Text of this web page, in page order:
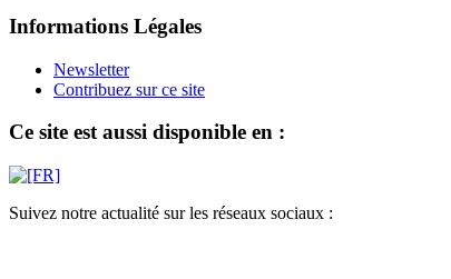
Informations Légales
Newsletter
Contribuez sur ce site
Ce site est aussi disponible en :
Suivez notre actualité sur les réseaux sociaux :